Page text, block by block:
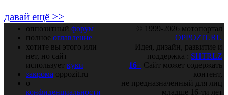
давай ещё >>
оппозитный форум
полное оглавление
хотите вы этого или
нет, но сайт
использует куки
закрома oppozit.ru
о
конфиденциальности
© 1999-2026 мотопортал
OPPOZIT.RU
Идея, дизайн, развитие и
поддержка : SHTRLZ
16+ Сайт может содержать
контент,
не предназначенный для лиц
младше 16-ти лет